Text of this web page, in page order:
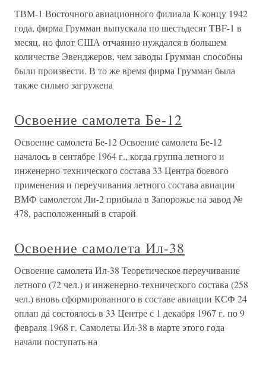
ТВМ-1 Восточного авиационного филиала К концу 1942
года, фирма Грумман выпускала по шестьдесят TBF-1 в
месяц, но флот США отчаянно нуждался в большем
количестве Эвенджеров, чем заводы Грумман способны
были произвести. В то же время фирма Грумман была
также сильно загружена
Освоение самолета Бе-12
Освоение самолета Бе-12 Освоение самолета Бе-12
началось в сентябре 1964 г., когда группа летного и
инженерно-технического состава 33 Центра боевого
применения и переучивания летного состава авиации
ВМФ самолетом Ли-2 прибыла в Запорожье на завод №
478, расположенный в старой
Освоение самолета Ил-38
Освоение самолета Ил-38 Теоретическое переучивание
летного (72 чел.) и инженерно-технического состава (258
чел.) вновь сформированного в составе авиации КСФ 24
оплап да состоялось в 33 Центре с 1 декабря 1967 г. по 9
февраля 1968 г. Самолеты Ил-38 в марте этого года
начали поступать на